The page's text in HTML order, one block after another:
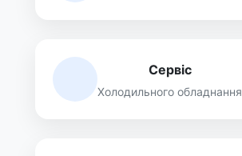
Сервіс
Холодильного обладнання